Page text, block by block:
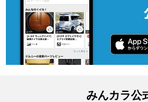
みんカラ公